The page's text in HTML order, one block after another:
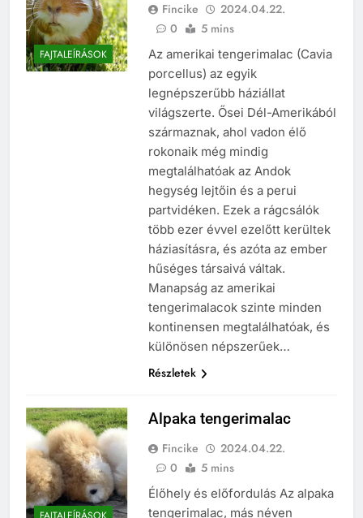
FAJTALEÍRÁSOK
Fincike
2024.04.22.
0
5 mins
Az amerikai tengerimalac (Cavia
porcellus) az egyik
legnépszerűbb háziállat
világszerte. Ősei Dél-Amerikából
származnak, ahol vadon élő
rokonaik még mindig
megtalálhatóak az Andok
hegység lejtőin és a perui
partvidéken. Ezek a rágcsálók
több ezer évvel ezelőtt kerültek
háziasításra, és azóta az ember
hűséges társaivá váltak.
Manapság az amerikai
tengerimalacok szinte minden
kontinensen megtalálhatóak, és
különösen népszerűek…
Részletek
Alpaka tengerimalac
Fincike
2024.04.22.
0
5 mins
Élőhely és előfordulás Az alpaka
tengerimalac, más néven